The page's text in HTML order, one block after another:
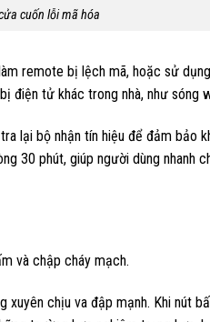
cuốn lỗi mã hóa
remote bị lệch mã, hoặc sử
điện tử khác trong nhà, như sóng
lại bộ nhận tín hiệu để đảm bảo
30 phút, giúp người dùng nhanh
và chập cháy mạch.
chịu va đập mạnh. Khi nút